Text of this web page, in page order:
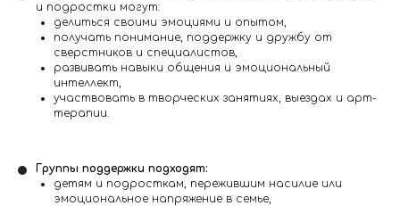
и подростки могут:
делиться своими эмоциями и опытом,
получать понимание, поддержку и дружбу от
сверстников и специалистов,
развивать навыки общения и эмоциональный
интеллект,
участвовать в творческих занятиях, выездах и арт-
терапии.
Группы поддержки подходят:
детям и подросткам, пережившим насилие или
эмоциональное напряжение в семье,